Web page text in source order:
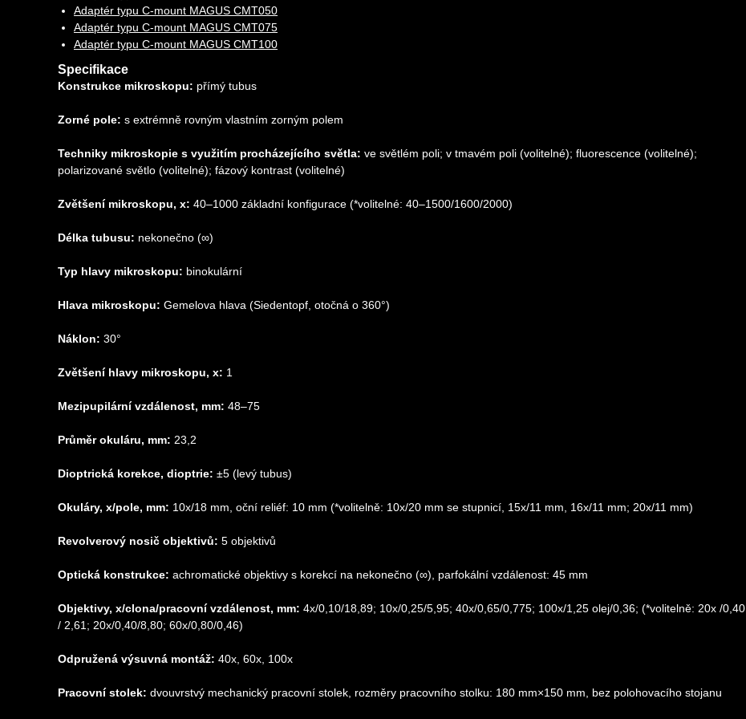
Adaptér typu C-mount MAGUS CMT050
Adaptér typu C-mount MAGUS CMT075
Adaptér typu C-mount MAGUS CMT100
Specifikace
Konstrukce mikroskopu: přímý tubus
Zorné pole: s extrémně rovným vlastním zorným polem
Techniky mikroskopie s využitím procházejícího světla: ve světlém poli; v tmavém poli (volitelné); fluorescence (volitelné);
polarizované světlo (volitelné); fázový kontrast (volitelné)
Zvětšení mikroskopu, x: 40–1000 základní konfigurace (*volitelné: 40–1500/1600/2000)
Délka tubusu: nekonečno (∞)
Typ hlavy mikroskopu: binokulární
Hlava mikroskopu: Gemelova hlava (Siedentopf, otočná o 360°)
Náklon: 30°
Zvětšení hlavy mikroskopu, x: 1
Mezipupilární vzdálenost, mm: 48–75
Průměr okuláru, mm: 23,2
Dioptrická korekce, dioptrie: ±5 (levý tubus)
Okuláry, x/pole, mm: 10x/18 mm, oční reliéf: 10 mm (*volitelně: 10x/20 mm se stupnicí, 15x/11 mm, 16x/11 mm; 20x/11 mm)
Revolverový nosič objektivů: 5 objektivů
Optická konstrukce: achromatické objektivy s korekcí na nekonečno (∞), parfokální vzdálenost: 45 mm
Objektivy, x/clona/pracovní vzdálenost, mm: 4x/0,10/18,89; 10x/0,25/5,95; 40x/0,65/0,775; 100x/1,25 olej/0,36; (*volitelně: 20х /0,40
/ 2,61; 20х/0,40/8,80; 60x/0,80/0,46)
Odpružená výsuvná montáž: 40x, 60x, 100x
Pracovní stolek: dvouvrstvý mechanický pracovní stolek, rozměry pracovního stolku: 180 mm×150 mm, bez polohovacího stojanu